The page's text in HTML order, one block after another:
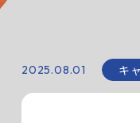
健康経営
えるぼし認定
2025.08.01 キ